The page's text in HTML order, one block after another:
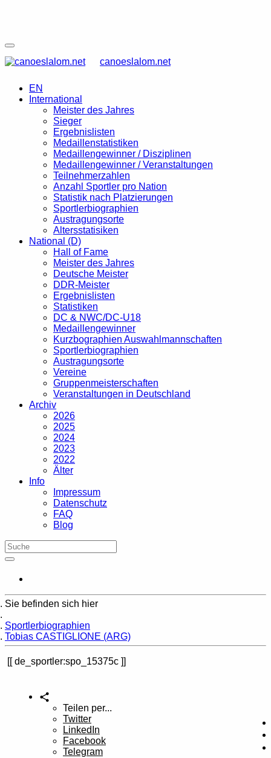
canoeslalom.net
EN
International
Meister des Jahres
Sieger
Ergebnislisten
Medaillenstatistiken
Medaillengewinner / Disziplinen
Medaillengewinner / Veranstaltungen
Teilnehmerzahlen
Anzahl Sportler pro Nation
Statistik nach Platzierungen
Sportlerbiographien
Austragungsorte
Altersstatisiken
National (D)
Hall of Fame
Meister des Jahres
Deutsche Meister
DDR-Meister
Ergebnislisten
Statistiken
DC & NWC/DC-U18
Medaillengewinner
Kurzbographien Auswahlmannschaften
Sportlerbiographien
Austragungsorte
Vereine
Gruppenmeisterschaften
Veranstaltungen in Deutschland
Archiv
2026
2025
2024
2023
2022
Älter
Info
Impressum
Datenschutz
FAQ
Blog
Sie befinden sich hier
Sportlerbiographien
Tobias CASTIGLIONE (ARG)
de_sportler:spo_15375c
Teilen per...
Twitter
LinkedIn
Facebook
Telegram